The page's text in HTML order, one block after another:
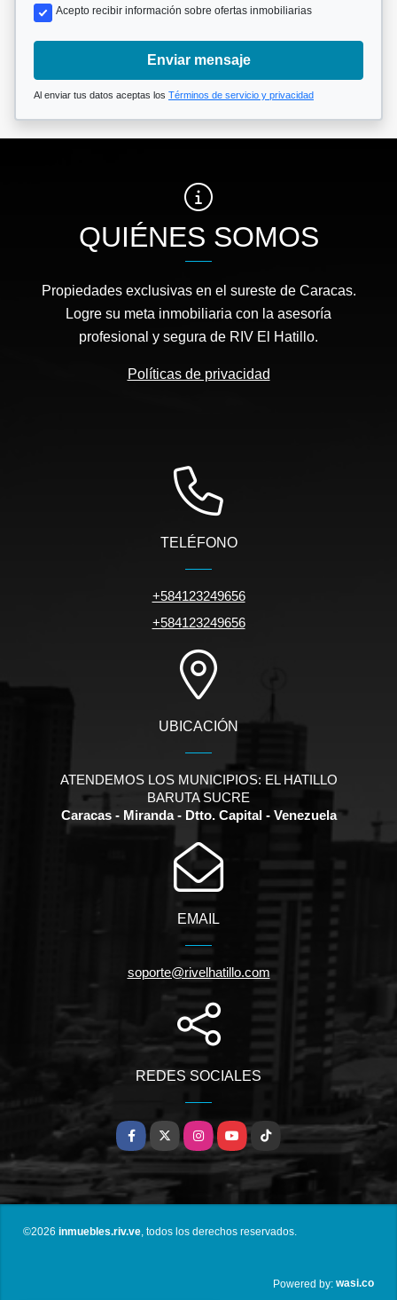
Acepto recibir información sobre ofertas inmobiliarias
Enviar mensaje
Al enviar tus datos aceptas los Términos de servicio y privacidad
QUIÉNES SOMOS
Propiedades exclusivas en el sureste de Caracas.
Logre su meta inmobiliaria con la asesoría
profesional y segura de RIV El Hatillo.
Políticas de privacidad
TELÉFONO
+584123249656
+584123249656
UBICACIÓN
ATENDEMOS LOS MUNICIPIOS: EL HATILLO
BARUTA SUCRE
Caracas - Miranda - Dtto. Capital - Venezuela
EMAIL
soporte@rivelhatillo.com
REDES SOCIALES
Facebook
X InstagramYouTubeTikTok
©2026 inmuebles.riv.ve, todos los derechos reservados.
Powered by: wasi.co